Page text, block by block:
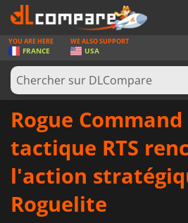
JEUX
CARTES PRÉPAYÉES
LOGICIELS
CONCOURS
SE CONNECTER OU S'INSCRIRE
YOU ARE HERE
FRANCE
WE ALSO SUPPORT
USA
Rogue Command
tactique RTS
l'action
Roguelite